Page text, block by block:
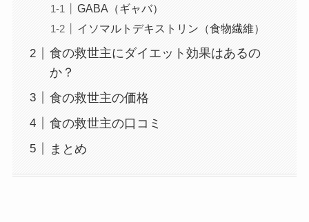
GABA（ギャバ）
イソマルトデキストリン（食物繊維）
食の救世主にダイエット効果はあるの
か？
食の救世主の価格
食の救世主の口コミ
まとめ